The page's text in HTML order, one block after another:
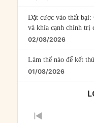
Đặt cược vào thất bại:
và khía cạnh chính trị
02/08/2026
Làm thế nào để kết
01/08/2026